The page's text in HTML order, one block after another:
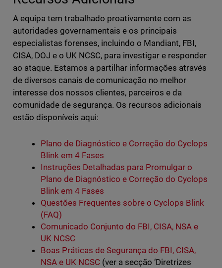
A equipa tem trabalhado proativamente com as
autoridades governamentais e os principais
especialistas forenses, incluindo o Mandiant, FBI,
CISA, DOJ e o UK NCSC, para investigar e responder
ao ataque. Estamos a partilhar informações através
de diversos canais de comunicação no melhor
interesse dos nossos clientes, parceiros e da
comunidade de segurança. Os recursos adicionais
estão disponíveis aqui:
Plano de Diagnóstico e Correção do Cyclops
Blink em 4 Fases
Instruções Detalhadas para Promulgar o
Plano de Diagnóstico e Correção do Cyclops
Blink em 4 Fases
Questões Frequentes sobre o Cyclops Blink
(FAQ)
Comunicado Conjunto do FBI, CISA, NSA e
UK NCSC
Boas Práticas de Segurança do FBI, CISA,
NSA e UK NCSC (ver a secção ‘Diretrizes